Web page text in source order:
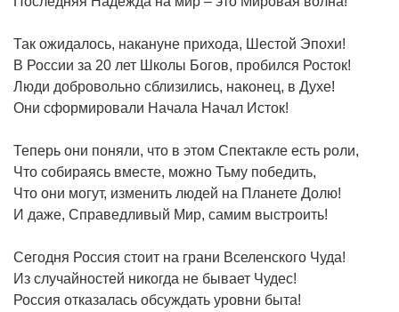
Так ожидалось, накануне прихода, Шестой Эпохи!
В России за 20 лет Школы Богов, пробился Росток!
Люди добровольно сблизились, наконец, в Духе!
Они сформировали Начала Начал Исток!
Теперь они поняли, что в этом Спектакле есть роли,
Что собираясь вместе, можно Тьму победить,
Что они могут, изменить людей на Планете Долю!
И даже, Справедливый Мир, самим выстроить!
Сегодня Россия стоит на грани Вселенского Чуда!
Из случайностей никогда не бывает Чудес!
Россия отказалась обсуждать уровни быта!